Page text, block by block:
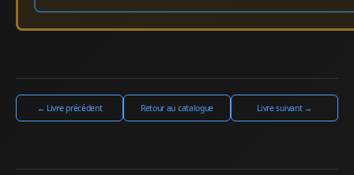
← Livre précédent Retour au catalogue Livre suivant →